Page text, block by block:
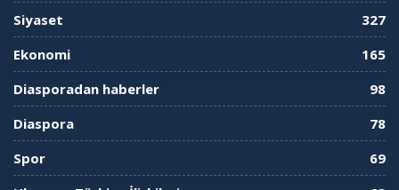
Siyaset
327
Ekonomi
165
Diasporadan haberler
98
Diaspora
78
Spor
69